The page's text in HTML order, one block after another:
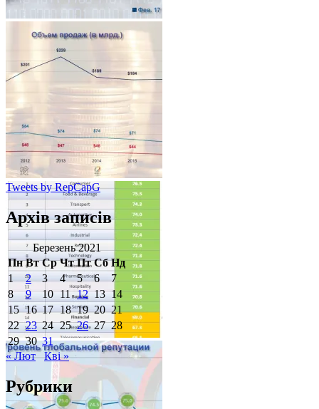
Tweets by RepCapG
Архів записів
Березень 2021
Пн Вт Ср Чт Пт Сб Нд
1
2 3 4 5 6
7
8
9 10 11 12 13 14
15 16 17 18 19 20 21
22 23 24 25 26 27 28
29 30 31
« Лют
Кві »
Рубрики